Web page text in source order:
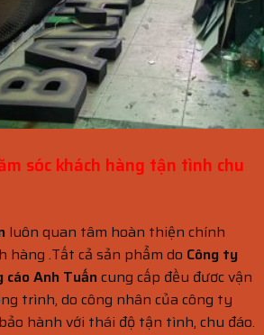
sóc khách hàng tận tình chu
luôn quan tâm hoàn thiện chính
hàng .Tất cả sản phẩm do Công ty
cáo Anh Tuấncung cấp đều đươc vận
trình, do công nhân của công ty
hành với thái độ tận tình, chu đáo.